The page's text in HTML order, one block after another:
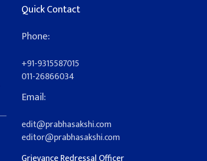
Quick Contact
Phone:
+91-9315587015
011-26866034
Email:
edit@prabhasakshi.com
editor@prabhasakshi.com